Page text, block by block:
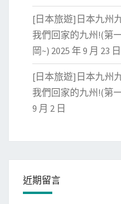
[日本旅遊]日本九州
我們回家的九州!(第
岡~) 2025 年 9 月 23 日
[日本旅遊]日本九州
我們回家的九州!(第
9 月 2 日
近期留言